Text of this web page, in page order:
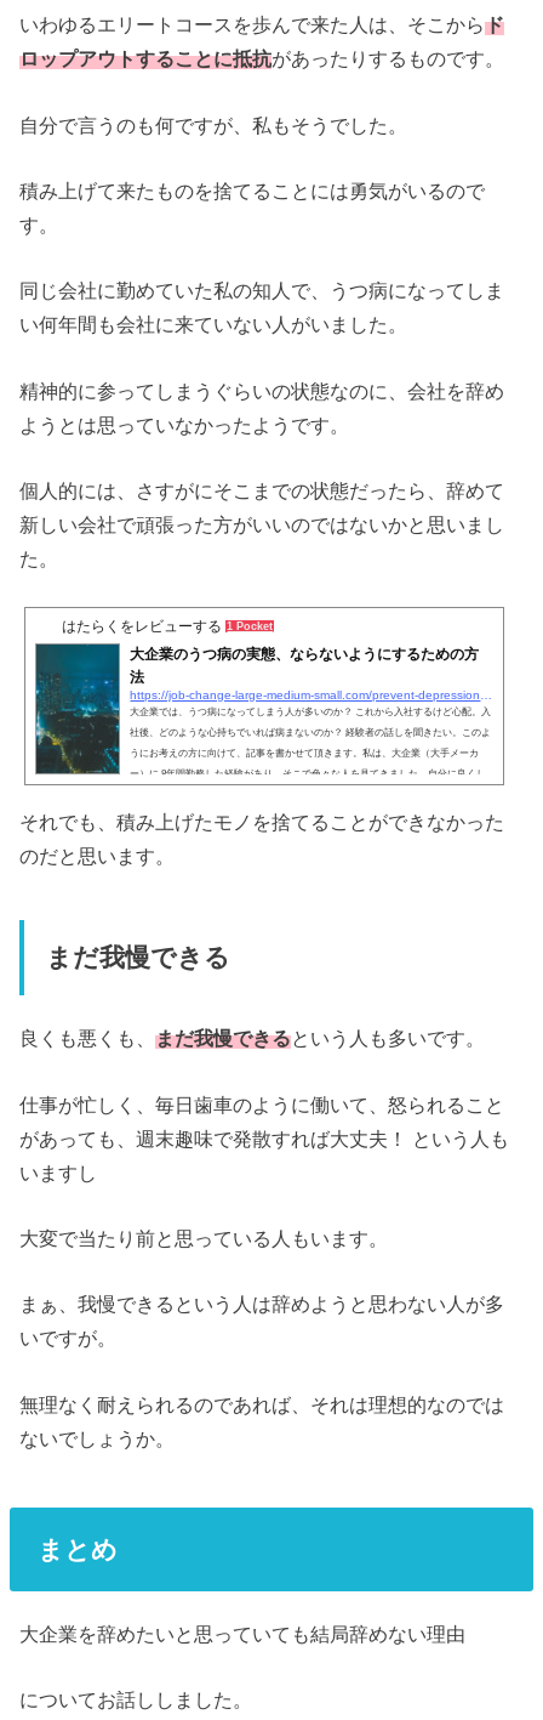
いわゆるエリートコースを歩んで来た人は、そこからド
ロップアウトすることに抵抗があったりするものです。
自分で言うのも何ですが、私もそうでした。
積み上げて来たものを捨てることには勇気がいるので
す。
同じ会社に勤めていた私の知人で、うつ病になってしま
い何年間も会社に来ていない人がいました。
精神的に参ってしまうぐらいの状態なのに、会社を辞め
ようとは思っていなかったようです。
個人的には、さすがにそこまでの状態だったら、辞めて
新しい会社で頑張った方がいいのではないかと思いまし
た。
はたらくをレビューする 1 Pocket
大企業のうつ病の実態、ならないようにするための方
法
https://job-change-large-medium-small.com/prevent-depression-in-large-corporations
大企業では、うつ病になってしまう人が多いのか？ これから入社するけど心配。入
社後、どのような心持ちでいれば病まないのか？ 経験者の話しを聞きたい。このよ
うにお考えの方に向けて、記事を書かせて頂きます。私は、大企業（大手メーカ
ー）に 8年間勤務した経験があり、そこで色々な人を見てきました。自分に良くし
くの休養を取り、無事に復帰された上司もいました。私自身も、かなり精神的にき
つい時期がありました。この記事では、大企業でのうつ病...
それでも、積み上げたモノを捨てることができなかった
のだと思います。
まだ我慢できる
良くも悪くも、まだ我慢できるという人も多いです。
仕事が忙しく、毎日歯車のように働いて、怒られること
があっても、週末趣味で発散すれば大丈夫！ という人も
いますし
大変で当たり前と思っている人もいます。
まぁ、我慢できるという人は辞めようと思わない人が多
いですが。
無理なく耐えられるのであれば、それは理想的なのでは
ないでしょうか。
まとめ
大企業を辞めたいと思っていても結局辞めない理由
についてお話ししました。